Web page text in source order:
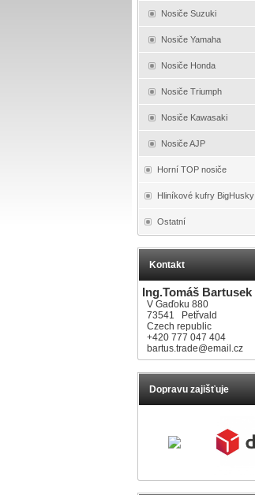
Nosiče Suzuki
Nosiče Yamaha
Nosiče Honda
Nosiče Triumph
Nosiče Kawasaki
Nosiče AJP
Horní TOP nosiče
Hliníkové kufry BigHusky
Ostatní
Kontakt
Ing.Tomáš Bartusek
V Gaďoku 880
73541 Petřvald
Czech republic
+420 777 047 404
bartus.trade@email.cz
Dopravu zajišťuje